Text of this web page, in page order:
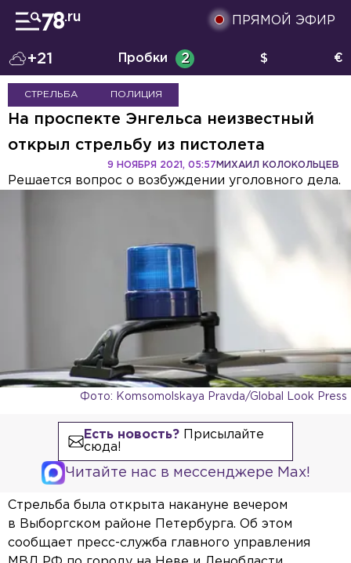
ПРЯМОЙ ЭФИР
+21 Пробки 2 $ €
СТРЕЛЬБА ПОЛИЦИЯ
На проспекте Энгельса неизвестный
открыл стрельбу из пистолета
МИХАИЛ КОЛОКОЛЬЦЕВ
9 НОЯБРЯ 2021, 05:57
Решается вопрос о возбуждении уголовного дела.
Фото: Komsomolskaya Pravda/Global Look Press
Есть новость?Присылайте
сюда!
Читайте нас в мессенджере Max!
Стрельба была открыта накануне вечером
в Выборгском районе Петербурга. Об этом
сообщает пресс-служба главного управления